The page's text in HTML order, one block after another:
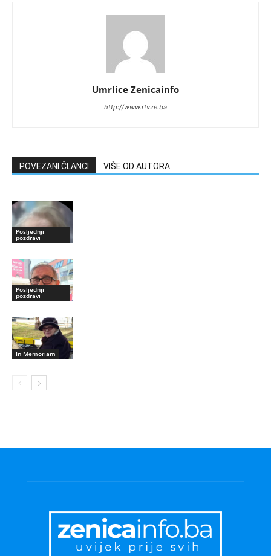
Umrlice Zenicainfo
http://www.rtvze.ba
POVEZANI ČLANCI VIŠE OD AUTORA
Posljednji
pozdravi
Posljednji
pozdravi
In Memoriam